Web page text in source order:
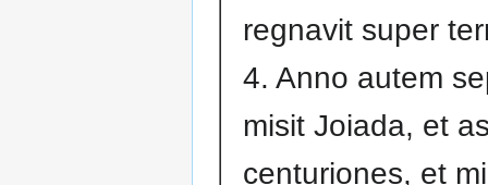
regnavit super
4. Anno autem
misit Joiada, et
centuriones, et